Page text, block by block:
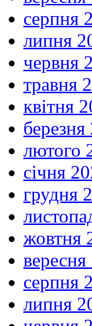
серпня
липня
червня
травня
квітня
лютого
січня
грудня
жовтня
серпня
липня